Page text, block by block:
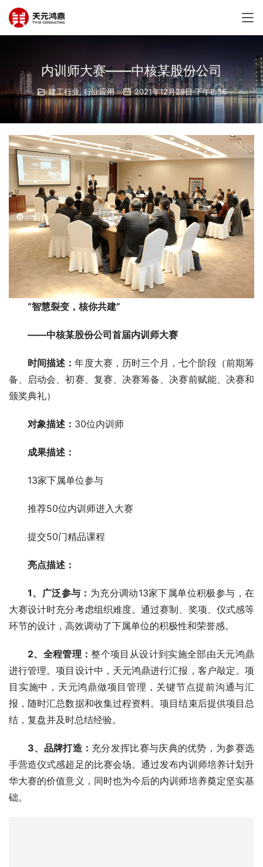
内训师大赛——中核某股份公司
建工行业,行业应用 2021年12月28日 下午8:36
“智慧裂变，核你共建”
——中核某股份公司首届内训师大赛
时间描述：年度大赛，历时三个月，七个阶段（前期筹
备、启动会、初赛、复赛、决赛筹备、决赛前赋能、决赛和
颁奖典礼）
对象描述： 30位内训师
成果描述：
13家下属单位参与
推荐50位内训师进入大赛
提交50门精品课程
亮点描述：
1、广泛参与： 为充分调动13家下属单位积极参与，在
大赛设计时充分考虑组织难度。通过赛制、奖项、仪式感等
环节的设计，高效调动了下属单位的积极性和荣誉感。
2、全程管理：整个项目从设计到实施全部由天元鸿鼎
进行管理。项目设计中，天元鸿鼎进行汇报，客户敲定。项
目实施中，天元鸿鼎做项目管理，关键节点提前沟通与汇
报，随时汇总数据和收集过程资料。项目结束后提供项目总
结，复盘并及时总结经验。
3、品牌打造： 充分发挥比赛与庆典的优势，为参赛选
手营造仪式感超足的比赛会场。通过发布内训师培养计划升
华大赛的价值意义，同时也为今后的内训师培养奠定坚实基
础。